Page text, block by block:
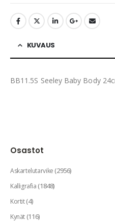
KUVAUS
BB11.5S Seeley Baby Body
Osastot
Askartelutarvike(2956)
Kalligrafia(1848)
Kortit(4)
Kynät(116)